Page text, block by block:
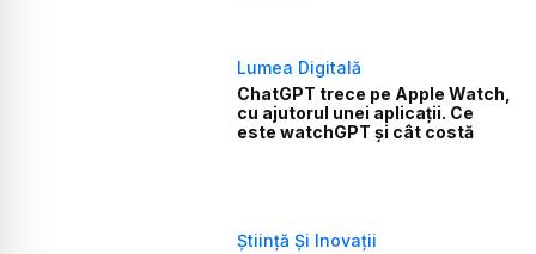
Lumea Digitală
ChatGPT trece pe Apple Watch,
cu ajutorul unei aplicații. Ce
este watchGPT și cât costă
Știință Și Inovații